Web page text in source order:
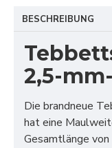
BESCHREIBUNG
2,5-
Die brandneue
hat eine
Gesamtlänge